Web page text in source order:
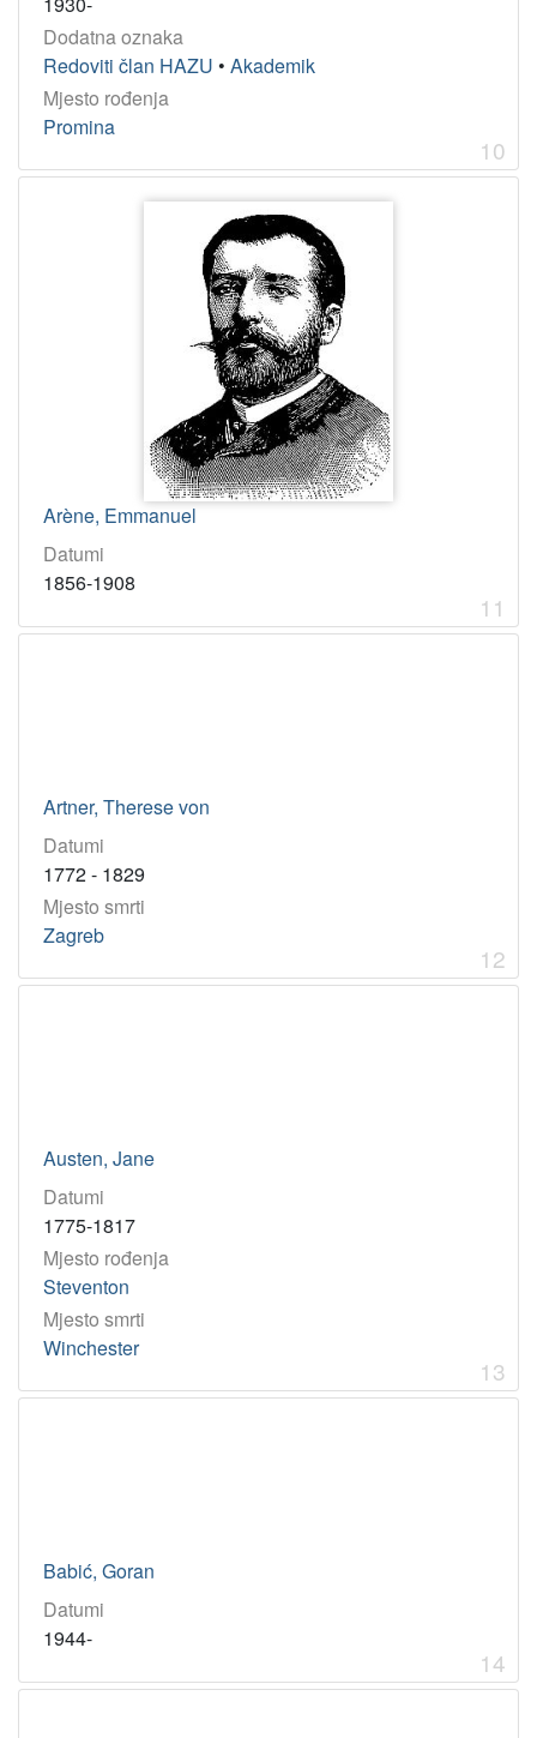
Dodatna oznaka
Redoviti član HAZU • Akademik
Mjesto rođenja
Promina
10
Arène, Emmanuel
Datumi
1856-1908
11
Artner, Therese von
Datumi
1772 - 1829
Mjesto smrti
Zagreb
12
Austen, Jane
Datumi
1775-1817
Mjesto rođenja
Steventon
Mjesto smrti
Winchester
13
Babić, Goran
Datumi
1944-
14